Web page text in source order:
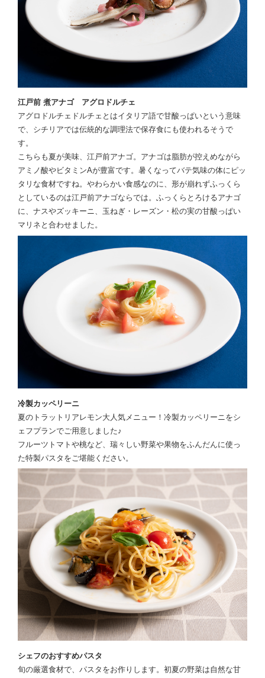
江戸前 煮アナゴ アグロドルチェ
アグロドルチェドルチェとはイタリア語で甘酸っぱいという意味
で、シチリアでは伝統的な調理法で保存食にも使われるそうで
す。
こちらも夏が美味、江戸前アナゴ。アナゴは脂肪が控えめながら
アミノ酸やビタミンAが豊富です。暑くなってバテ気味の体にピッ
タリな食材ですね。やわらかい食感なのに、形が崩れずふっくら
としているのは江戸前アナゴならでは。ふっくらとろけるアナゴ
に、ナスやズッキーニ、玉ねぎ・レーズン・松の実の甘酸っぱい
マリネと合わせました。
冷製カッペリーニ
夏のトラットリアレモン大人気メニュー！冷製カッペリーニをシ
ェフプランでご用意しました♪
フルーツトマトや桃など、瑞々しい野菜や果物をふんだんに使っ
た特製パスタをご堪能ください。
シェフのおすすめパスタ
旬の厳選食材で、パスタをお作りします。初夏の野菜は自然な甘